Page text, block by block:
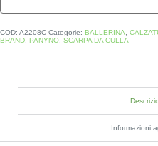
COD: A2208C Categorie: BALLERINA
BRAND PANYNO SCARPA DA CULLA
Informazioni